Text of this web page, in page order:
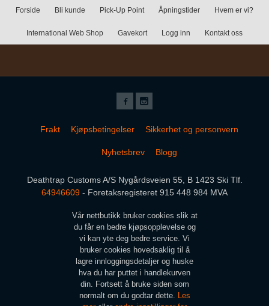
Forside Bli kunde Pick-Up Point Åpningstider Hvem er vi?
International Web Shop Gavekort Logg inn Kontakt oss
Frakt Kjøpsbetingelser Sikkerhet og personvern
Nyhetsbrev Blogg
Deathtrap Customs A/S Nygårdsveien 55, B 1423 Ski Tlf.
64946609 - Foretaksregisteret 915 448 984 MVA
Vår nettbutikk bruker cookies slik at
du får en bedre kjøpsopplevelse og
vi kan yte deg bedre service. Vi
bruker cookies hovedsaklig til å
lagre innloggingsdetaljer og huske
hva du har puttet i handlekurven
din. Fortsett å bruke siden som
normalt om du godtar dette. Les